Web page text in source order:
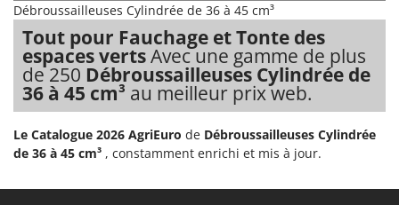
Débroussailleuses Cylindrée de 36 à 45 cm³
Tout pour Fauchage et Tonte des
espaces vertsAvec une gamme de plus
de 250 Débroussailleuses Cylindrée de
36 à 45 cm³ au meilleur prix web.
Le Catalogue 2026 AgriEuro de Débroussailleuses Cylindrée
de 36 à 45 cm³ , constamment enrichi et mis à jour.